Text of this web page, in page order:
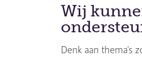
Wij
Denk aan thema’s